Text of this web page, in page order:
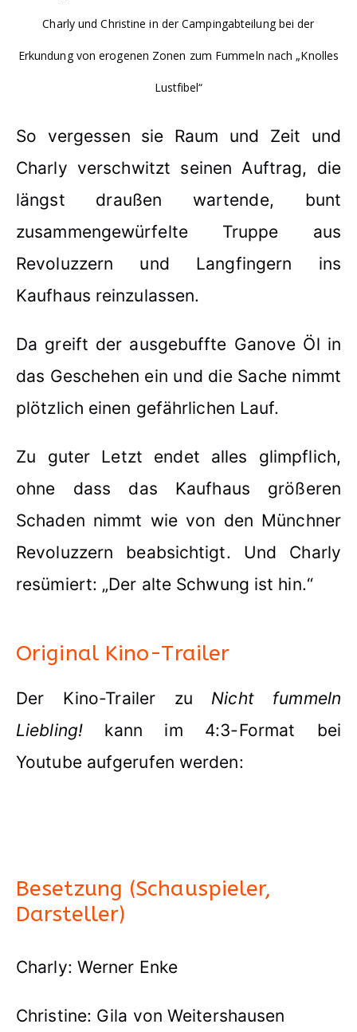
Charly und Christine in der Campingabteilung bei der
Erkundung von erogenen Zonen zum Fummeln nach „Knolles
Lustfibel“
So vergessen sie Raum und Zeit und
Charly verschwitzt seinen Auftrag, die
längst draußen wartende, bunt
zusammengewürfelte Truppe aus
Revoluzzern und Langfingern ins
Kaufhaus reinzulassen.
Da greift der ausgebuffte Ganove Öl in
das Geschehen ein und die Sache nimmt
plötzlich einen gefährlichen Lauf.
Zu guter Letzt endet alles glimpflich,
ohne dass das Kaufhaus größeren
Schaden nimmt wie von den Münchner
Revoluzzern beabsichtigt. Und Charly
resümiert: „Der alte Schwung ist hin.“
Original Kino-Trailer
Der Kino-Trailer zu Nicht fummeln
Liebling! kann im 4:3-Format bei
Youtube aufgerufen werden:
Besetzung (Schauspieler,
Darsteller)
Charly: Werner Enke
Christine: Gila von Weitershausen